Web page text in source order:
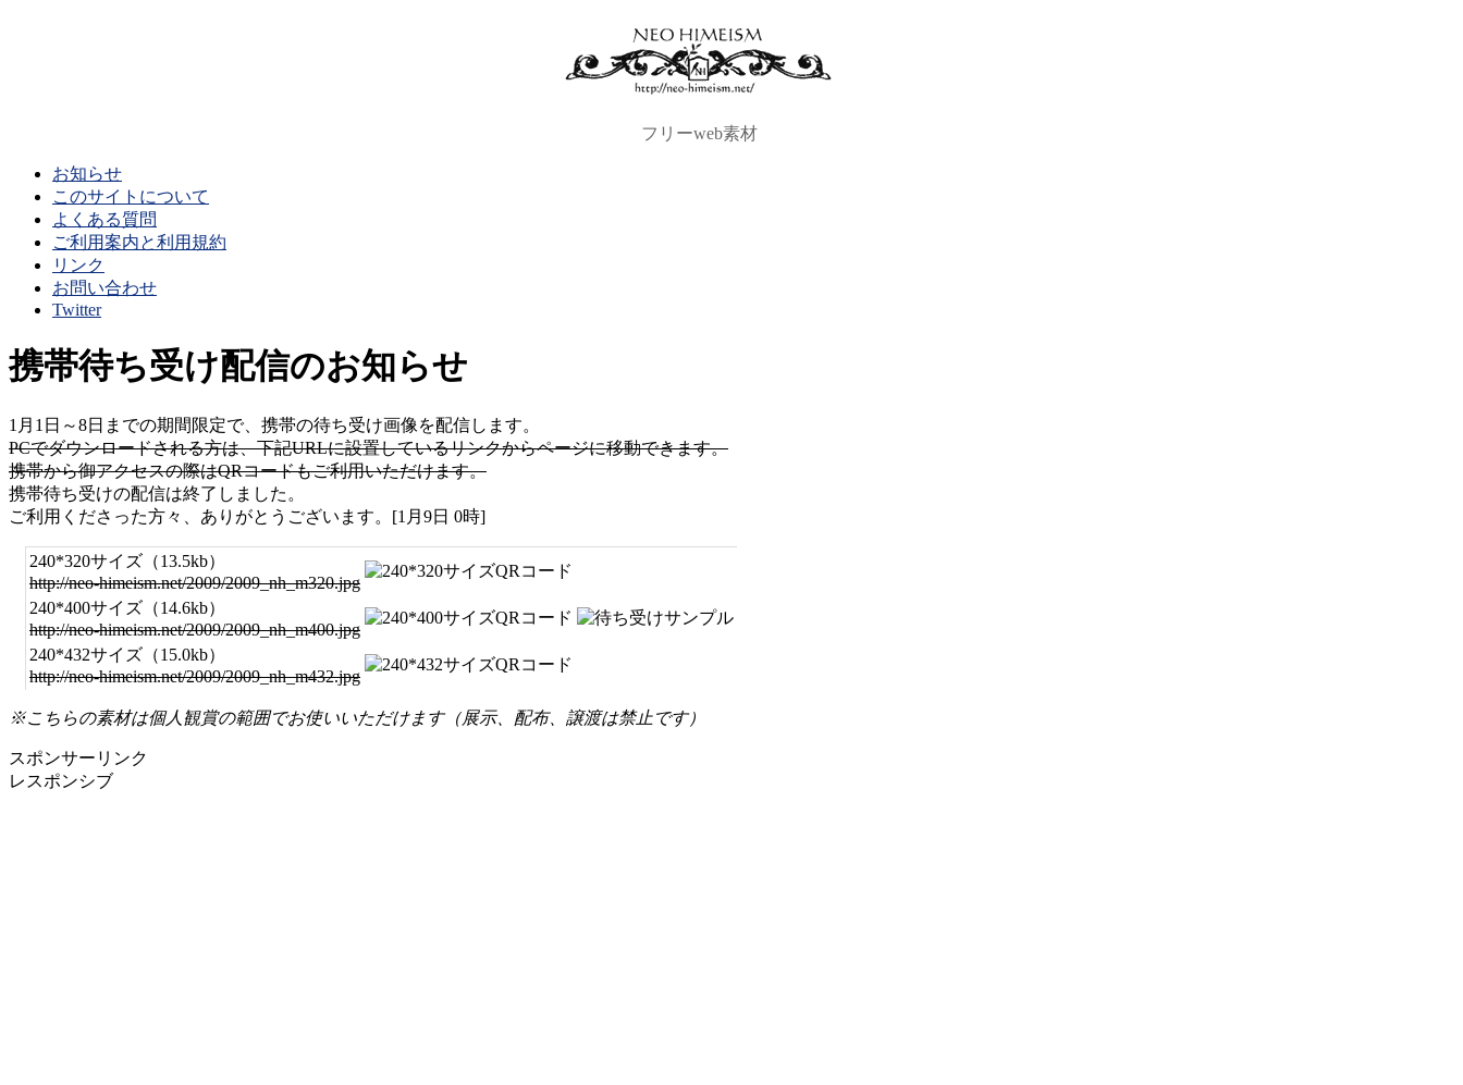
フリーweb素材
お知らせ
このサイトについて
よくある質問
ご利用案内と利用規約
リンク
お問い合わせ
Twitter
携帯待ち受け配信のお知らせ
1月1日～8日までの期間限定で、携帯の待ち受け画像を配信します。
PCでダウンロードされる方は、下記URLに設置しているリンクからページに移動できます。
携帯から御アクセスの際はQRコードもご利用いただけます。
携帯待ち受けの配信は終了しました。
ご利用くださった方々、ありがとうございます。[1月9日 0時]
240*320サイズ（13.5kb）
http://neo-himeism.net/2009/2009_nh_m320.jpg
240*400サイズ（14.6kb）
http://neo-himeism.net/2009/2009_nh_m400.jpg
240*432サイズ（15.0kb）
http://neo-himeism.net/2009/2009_nh_m432.jpg
※こちらの素材は個人観賞の範囲でお使いいただけます（展示、配布、譲渡は禁止です）
スポンサーリンク
レスポンシブ